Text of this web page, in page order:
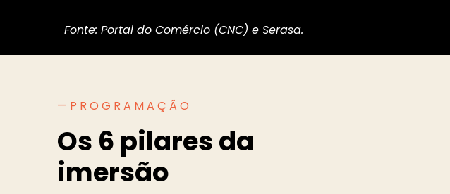
Fonte: Portal do Comércio (CNC) e Serasa.
—PROGRAMAÇÃO
Os 6 pilares da
imersão